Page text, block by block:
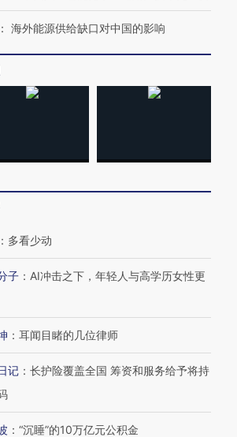
： 海外能源供给缺口对中国的影响
： 多看少动
子 ： AI冲击之下，年轻人与高学历女性更
： 耳闻目睹的几位律师
记 ： 长护险覆盖全国 筹资和服务给予将持
： “沉睡”的10万亿元公积金